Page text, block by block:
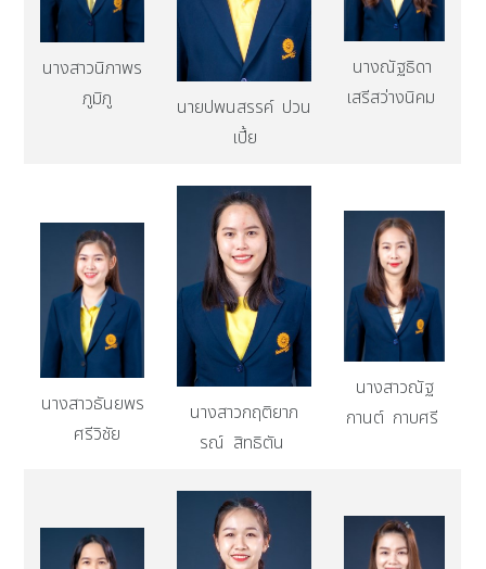
นางสาวนิภาพร
ภูมิภู
นายปพนสรรค์ ปวน
เปี้ย
นางณัฐธิดา
เสรีสว่างนิคม
นางสาวธันยพร
ศรีวิชัย
นางสาวกฤติยาภ
รณ์ สิทธิตัน
นางสาวณัฐ
กานต์ กาบศรี